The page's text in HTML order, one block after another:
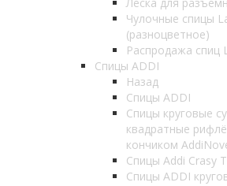
Чулочные спицы
(разноцветное)
Распродажа спиц
Спицы ADDI
Назад
Спицы ADDI
Спицы круговые
квадратные
кончиком
Спицы Addi Crasy
Спицы ADDI